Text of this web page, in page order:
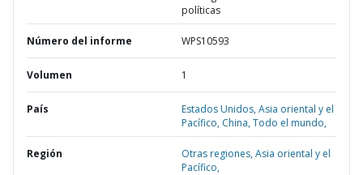
políticas
Número del informe WPS10593
Volumen 1
País Estados Unidos,Asia oriental y el
Pacífico, China,Todo el mundo,
Región Otras regiones,Asia oriental y el
Pacífico,